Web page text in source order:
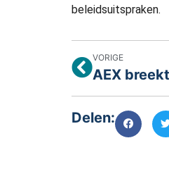
beleidsuitspraken.
VORIGE
Delen: